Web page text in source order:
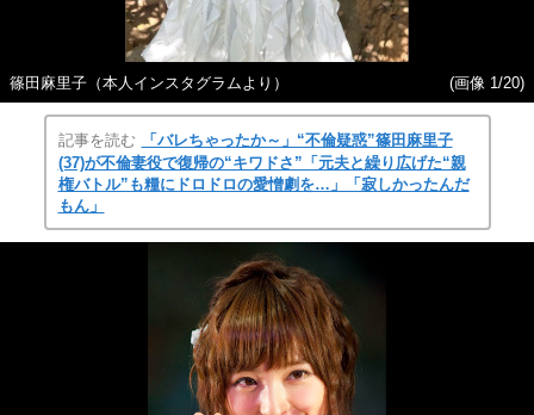
篠田麻里子（本人インスタグラムより） (画像 1/20)
記事を読む
「バレちゃったか～」“不倫疑惑”篠田麻里子
(37)が不倫妻役で復帰の“キワドさ”「元夫と繰り広げた“親
権バトル”も糧にドロドロの愛憎劇を…」「寂しかったんだ
もん」